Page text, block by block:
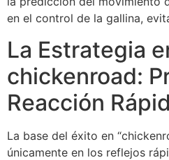
en el control de la gallina,
La Estrategia
chickenroad:
Reacción
La base del éxito en
únicamente en los reflejos